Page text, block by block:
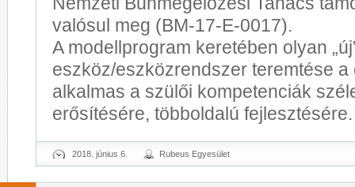
valósul meg (BM-17-E-0017).
A modellprogram keretében olyan
eszköz/eszközrendszer teremtése a
alkalmas a szülői kompetenciák
erősítésére, többoldalú
2018. június 6. Rubeus Egyesület